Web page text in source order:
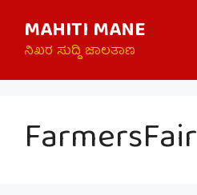
content
MAHITI MANE
ನಿಖರ ಸುದ್ದಿ ಜಾಲತಾಣ
FarmersFair